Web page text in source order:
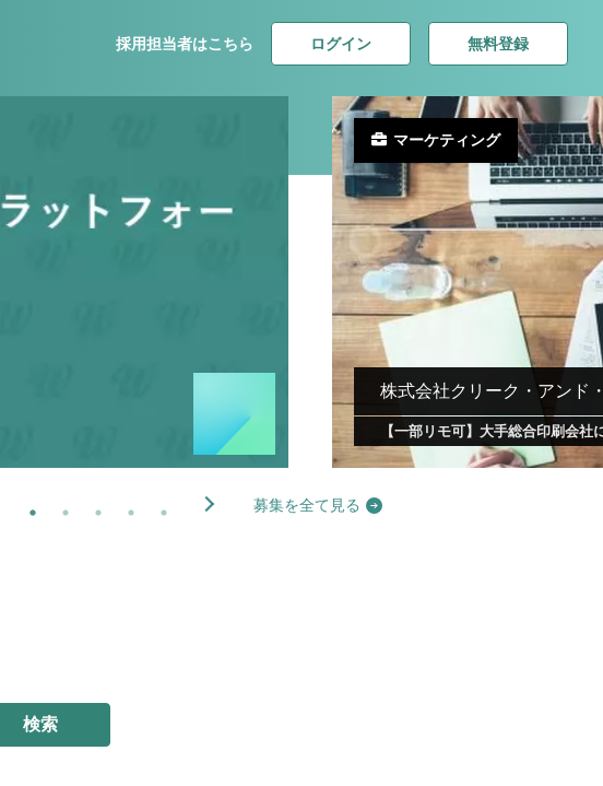
採用担当者はこちら ログイン 無料登録
募集を全て見る
株式会社クリーク・アンド
【一部リモ可】大手総合印刷会
マーケティング
検索